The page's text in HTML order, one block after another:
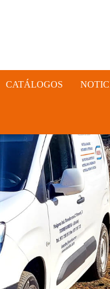
CATÁLOGOS